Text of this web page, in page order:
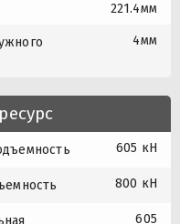
221.4мм
4мм
605 кН
800 кН
605